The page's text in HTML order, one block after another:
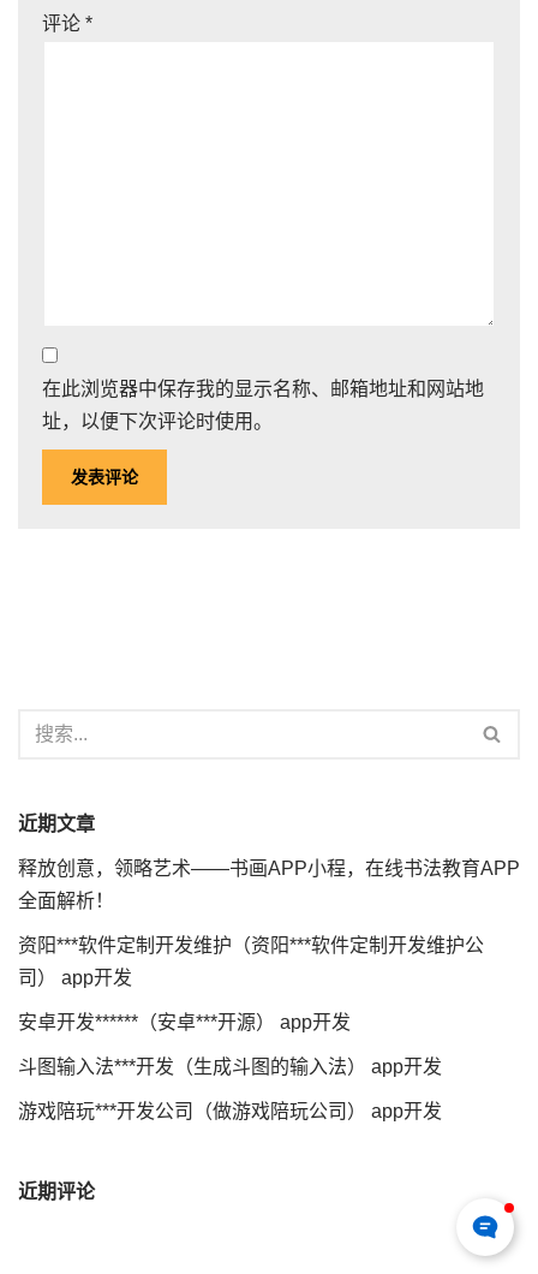
评论 *
在此浏览器中保存我的显示名称、邮箱地址和网站地
址，以便下次评论时使用。
近期文章
释放创意，领略艺术——书画APP小程，在线书法教育APP
全面解析！
资阳***软件定制开发维护（资阳***软件定制开发维护公
司） app开发
安卓开发******（安卓***开源） app开发
斗图输入法***开发（生成斗图的输入法） app开发
游戏陪玩***开发公司（做游戏陪玩公司） app开发
近期评论